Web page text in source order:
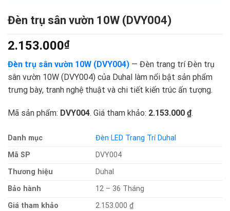
Đèn trụ sân vườn 10W (DVY004)
2.153.000₫
Đèn trụ sân vườn 10W (DVY004) — Đèn trang trí Đèn trụ
sân vườn 10W (DVY004) của Duhal làm nổi bật sản phẩm
trưng bày, tranh nghệ thuật và chi tiết kiến trúc ấn tượng.
Mã sản phẩm: DVY004. Giá tham khảo: 2.153.000 ₫.
Danh mục
Đèn LED Trang Trí Duhal
Mã SP
DVY004
Thương hiệu
Duhal
Bảo hành
12 – 36 Tháng
Giá tham khảo
2.153.000 ₫